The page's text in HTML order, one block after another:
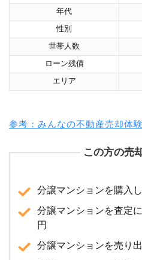
年代
性別
世帯人数
ローン残債
エリア
参考：みんなの不動産売却体
この方の売
分譲マンションを購入
分譲マンションを査定
円
分譲マンションを売り